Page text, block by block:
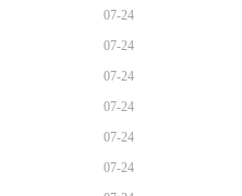
07-24
07-24
07-24
07-24
07-24
07-24